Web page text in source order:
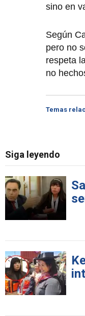
sino en
Según
pero no
respeta
no
Temas
Siga leyendo